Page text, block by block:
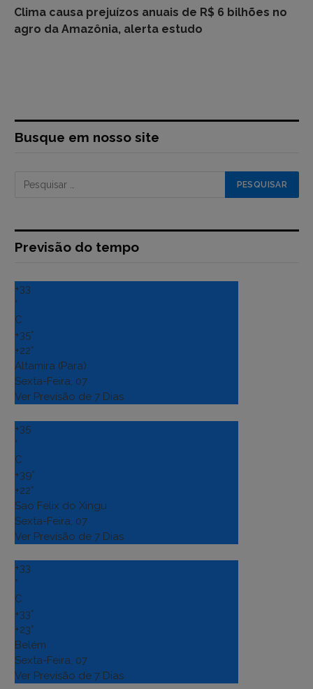
Clima causa prejuízos anuais de R$ 6 bilhões no
agro da Amazônia, alerta estudo
Busque em nosso site
Previsão do tempo
+33
°
C
+35°
+22°
Altamira (Para)
Sexta-Feira, 07
Ver Previsão de 7 Dias
+35
°
C
+39°
+22°
Sao Felix do Xingu
Sexta-Feira, 07
Ver Previsão de 7 Dias
+33
°
C
+33°
+23°
Belém
Sexta-Feira, 07
Ver Previsão de 7 Dias